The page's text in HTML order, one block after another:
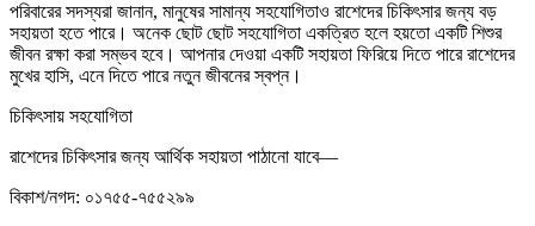
পরিবারের সদস্যরা জানান, মানুষের সামান্য সহযোগিতাও রাশেদের চিকিৎসার জন্য বড়
সহায়তা হতে পারে। অনেক ছোট ছোট সহযোগিতা একত্রিত হলে হয়তো একটি শিশুর
জীবন রক্ষা করা সম্ভব হবে। আপনার দেওয়া একটি সহায়তা ফিরিয়ে দিতে পারে রাশেদের
মুখের হাসি, এনে দিতে পারে নতুন জীবনের স্বপ্ন।
চিকিৎসায় সহযোগিতা
রাশেদের চিকিৎসার জন্য আর্থিক সহায়তা পাঠানো যাবে—
বিকাশ/নগদ: ০১৭৫৫-৭৫৫২৯৯